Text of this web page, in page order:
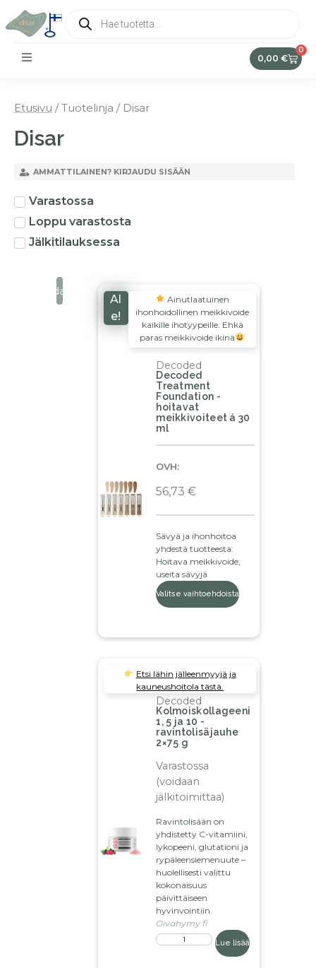
0,00 €
0
Etusivu / Tuotelinja / Disar
Disar
AMMATTILAINEN? KIRJAUDU SISÄÄN
Varastossa
Loppu varastosta
Jälkitilauksessa
Suodata
Al
e!
Ainutlaatuinen
ihonhoidollinen meikkivoide
kaikille ihotyypeille. Ehkä
paras meikkivoide ikinä
Decoded
Decoded
Treatment
Foundation -
hoitavat
meikkivoiteet á 30
ml
OVH:
56,73€
Sävyä ja ihonhoitoa
yhdestä tuotteesta:
Hoitava meikkivoide,
useita sävyjä
Valitse vaihtoehdoista
Etsi lähin jälleenmyyjä ja
kauneushoitola tästä.
Decoded
Kolmoiskollageeni
1, 5 ja 10 -
ravintolisäjauhe
2×75 g
Varastossa
(voidaan
jälkitoimittaa)
Ravintolisään on
yhdistetty C-vitamiini,
lykopeeni, glutationi ja
rypäleensiemenuute –
huolellisesti valittu
kokonaisuus
päivittäiseen
hyvinvointiin.
Oivahymy.fi
Lue lisää